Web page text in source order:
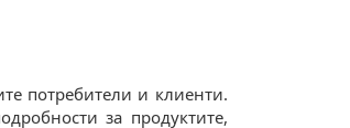
потребители и клиенти.
за продуктите,